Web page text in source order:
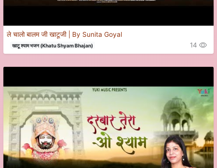
ले चालो बालम जी खाटूजी | By Sunita Goyal
खाटू श्याम भजन (Khatu Shyam Bhajan) 14